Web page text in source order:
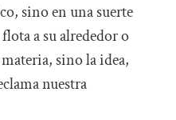
sino en una suerte
a su alrededor o
sino la idea,
nuestra